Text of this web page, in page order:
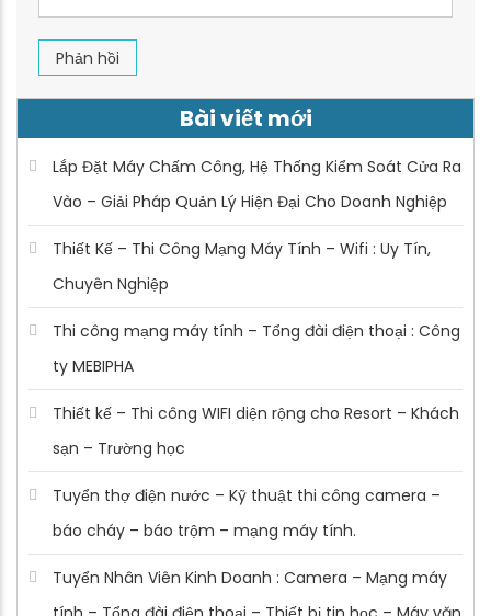
Bài viết mới
Lắp Đặt Máy Chấm Công, Hệ Thống Kiểm Soát Cửa Ra
Vào – Giải Pháp Quản Lý Hiện Đại Cho Doanh Nghiệp
Thiết Kế – Thi Công Mạng Máy Tính – Wifi : Uy Tín,
Chuyên Nghiệp
Thi công mạng máy tính – Tổng đài điện thoại : Công
ty MEBIPHA
Thiết kế – Thi công WIFI diện rộng cho Resort – Khách
sạn – Trường học
Tuyển thợ điện nước – Kỹ thuật thi công camera –
báo cháy – báo trộm – mạng máy tính.
Tuyển Nhân Viên Kinh Doanh : Camera – Mạng máy